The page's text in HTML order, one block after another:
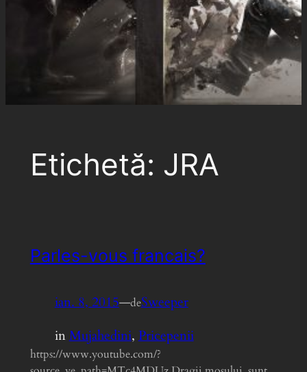
Etichetă: JRA
Parles-vous francais?
ian. 8, 2015—deSweeper
inMujahedini, Pricepenii
https://www.youtube.com/?